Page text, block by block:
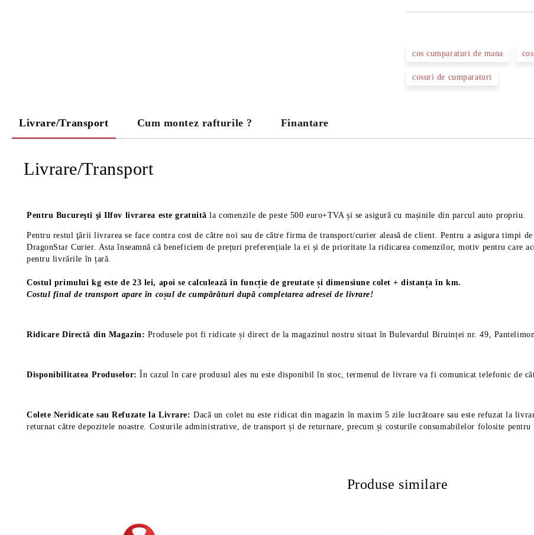
Noi vă vom contacta pentru
cos cumparaturi de mana
cosuri de cumparaturi
Livrare/Transport Cum montez rafturile ? Finantare
Livrare/Transport
Pentru Bucureşti şi Ilfov livrarea este gratuită la comenzile de peste 500 euro+TVA și se asigură cu mașinile din parcul auto propriu.
Pentru restul ţării livrarea se face contra cost de către noi sau de către firma de transport/curier aleasă de client. Pentru a asigura timpi
DragonStar Curier. Asta înseamnă că beneficiem de prețuri preferențiale la ei și de prioritate la ridicarea comenzilor, motiv pentru care
pentru livrările în țară.
Costul primului kg este de 23 lei, apoi se calculează în funcție de greutate și dimensiune colet + distanța în km.
Costul final de transport apare în coșul de cumpărături după completarea adresei de livrare!
Ridicare Directă din Magazin: Produsele pot fi ridicate și direct de la magazinul nostru situat în Bulevardul Biruinței nr. 49,
Disponibilitatea Produselor: În cazul în care produsul ales nu este disponibil în stoc, termenul de livrare va fi comunicat telefonic de
Colete Neridicate sau Refuzate la Livrare: Dacă un colet nu este ridicat din magazin în maxim 5 zile lucrătoare sau este refuzat la
returnat către depozitele noastre. Costurile administrative, de transport și de returnare, precum și costurile consumabilelor folosite
Produse similare